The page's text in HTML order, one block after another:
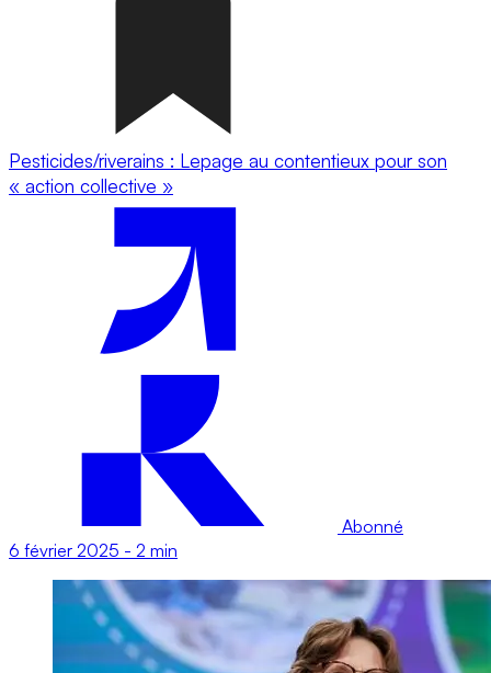
Pesticides/riverains : Lepage au contentieux pour son
« action collective »
Abonné
6 février 2025 - 2 min